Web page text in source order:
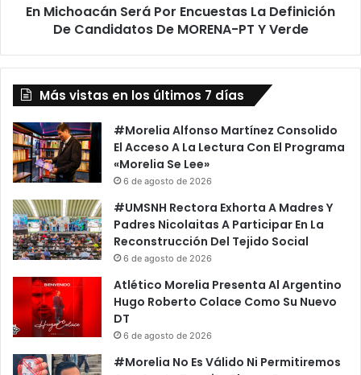
MORENA-
Y
En Michoacán Será Por Encuestas La Definición
De Candidatos De MORENA-PT Y Verde
Más vistas en los últimos 7 días
#Morelia Alfonso Martínez Consolido
El Acceso A La Lectura Con El Programa
«Morelia Se Lee»
6 de agosto de 2026
#UMSNH Rectora Exhorta A Madres Y
Padres Nicolaitas A Participar En La
Reconstrucción Del Tejido Social
6 de agosto de 2026
Atlético Morelia Presenta Al Argentino
Hugo Roberto Colace Como Su Nuevo
DT
6 de agosto de 2026
#Morelia No Es Válido Ni Permitiremos